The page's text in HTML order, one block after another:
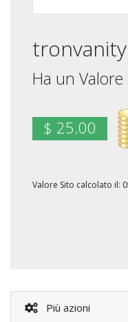
Ha un
$ 25.00
Valore Sito calcolato il:
Più azioni